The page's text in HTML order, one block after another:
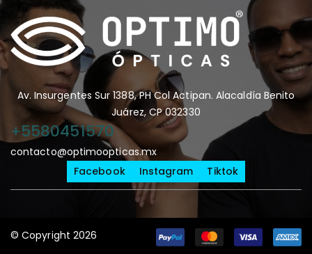
Av. Insurgentes Sur 1388, PH Col Actipan. Alacaldía Benito
Juárez, CP 032330
+5580451570
contacto@optimoopticas.mx
Facebook
Instagram Tiktok
© Copyright 2026